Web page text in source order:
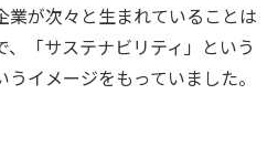
業が次々と生まれていることは
「サステナビリティ」という
イメージをもっていました。